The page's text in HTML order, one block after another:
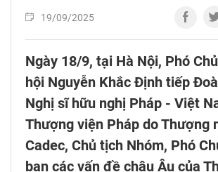
19/09/2025
Ngày 18/9, tại Hà Nội, Phó
hội Nguyễn Khắc Định tiếp
Nghị sĩ hữu nghị Pháp - Việt
Thượng viện Pháp do Thượng
Cadec, Chủ tịch Nhóm, Phó
ban các vấn đề châu Âu của